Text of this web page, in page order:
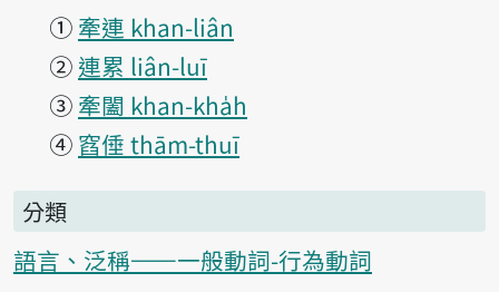
① 牽連 khan-liân
② 連累 liân-luī
③ 牽闔 khan-kha̍h
④ 窞倕 thām-thuī
分類
語言、泛稱——一般動詞-行為動詞